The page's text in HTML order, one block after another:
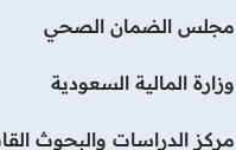
مجلس الضمان الصحي
وزارة المالية السعودية
مركز الدراسات والبحوث